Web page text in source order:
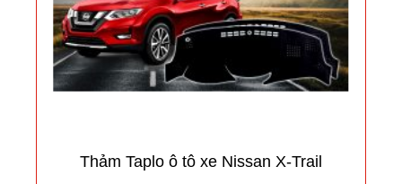
Thảm Taplo ô tô xe Nissan X-Trail